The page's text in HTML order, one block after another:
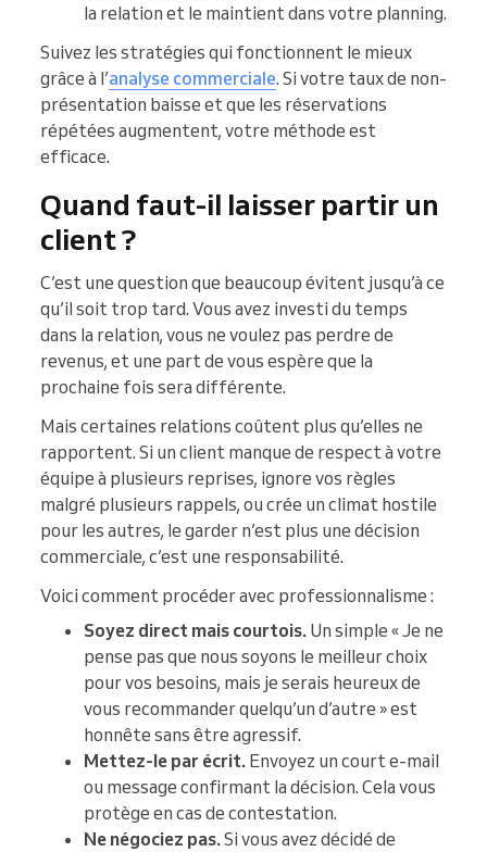
la relation et le maintient dans votre planning.
Suivez les stratégies qui fonctionnent le mieux
grâce à l’analyse commerciale. Si votre taux de non-
présentation baisse et que les réservations
répétées augmentent, votre méthode est
efficace.
Quand faut-il laisser partir un
client ?
C’est une question que beaucoup évitent jusqu’à ce
qu’il soit trop tard. Vous avez investi du temps
dans la relation, vous ne voulez pas perdre de
revenus, et une part de vous espère que la
prochaine fois sera différente.
Mais certaines relations coûtent plus qu’elles ne
rapportent. Si un client manque de respect à votre
équipe à plusieurs reprises, ignore vos règles
malgré plusieurs rappels, ou crée un climat hostile
pour les autres, le garder n’est plus une décision
commerciale, c’est une responsabilité.
Voici comment procéder avec professionnalisme :
Soyez direct mais courtois. Un simple « Je ne
pense pas que nous soyons le meilleur choix
pour vos besoins, mais je serais heureux de
vous recommander quelqu’un d’autre » est
honnête sans être agressif.
Mettez-le par écrit. Envoyez un court e-mail
ou message confirmant la décision. Cela vous
protège en cas de contestation.
Ne négociez pas.Si vous avez décidé de